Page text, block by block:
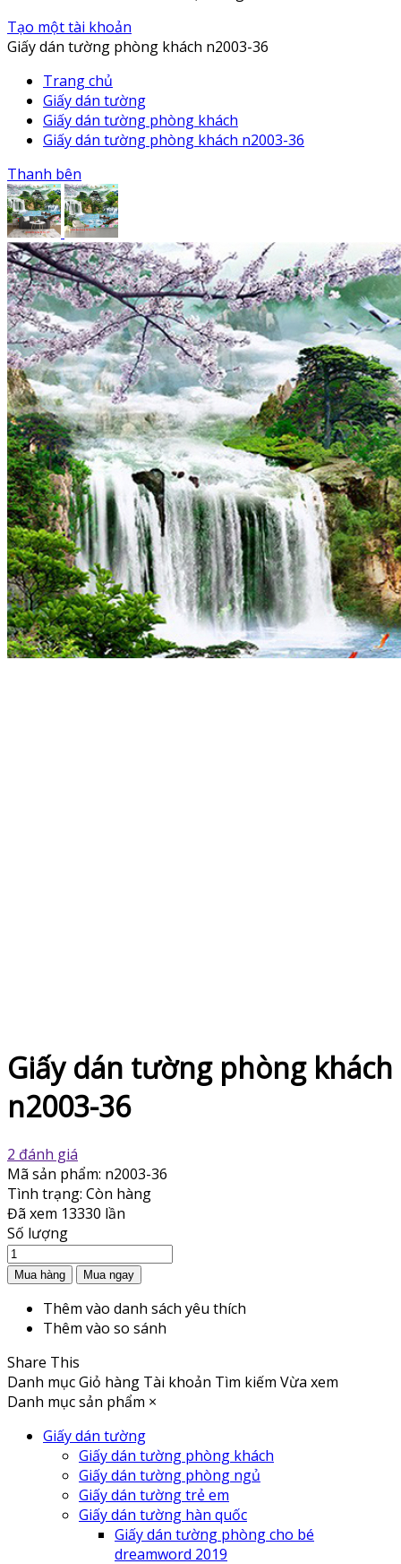
Tạo một tài khoản
Giấy dán tường phòng khách n2003-36
Trang chủ
Giấy dán tường
Giấy dán tường phòng khách
Giấy dán tường phòng khách n2003-36
Thanh bên
Giấy dán tường phòng khách
n2003-36
2 đánh giá
Mã sản phẩm: n2003-36
Tình trạng: Còn hàng
Đã xem 13330 lần
Số lượng
Thêm vào danh sách yêu thích
Thêm vào so sánh
Share This
Danh mụcGiỏ hàng Tài khoản Tìm kiếm Vừa xem
Danh mục sản phẩm ×
Giấy dán tường
Giấy dán tường phòng khách
Giấy dán tường phòng ngủ
Giấy dán tường trẻ em
Giấy dán tường hàn quốc
Giấy dán tường phòng cho bé
dreamword 2019